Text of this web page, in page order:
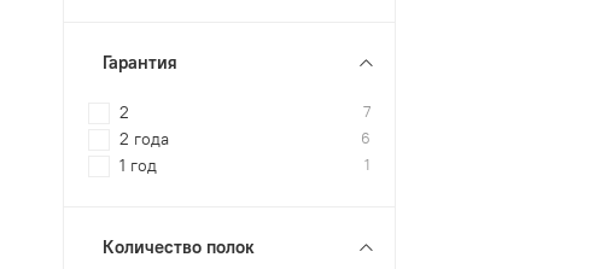
Гарантия
2 7
2 года 6
1 год 1
Количество полок